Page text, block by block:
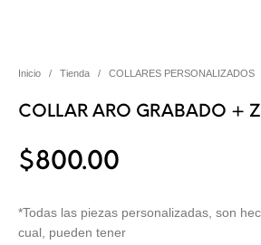
Inicio / Tienda / COLLARES PERSONALIZADOS
COLLAR ARO GRABADO +
$800.00
*Todas las piezas personalizadas, son
cual, pueden tener